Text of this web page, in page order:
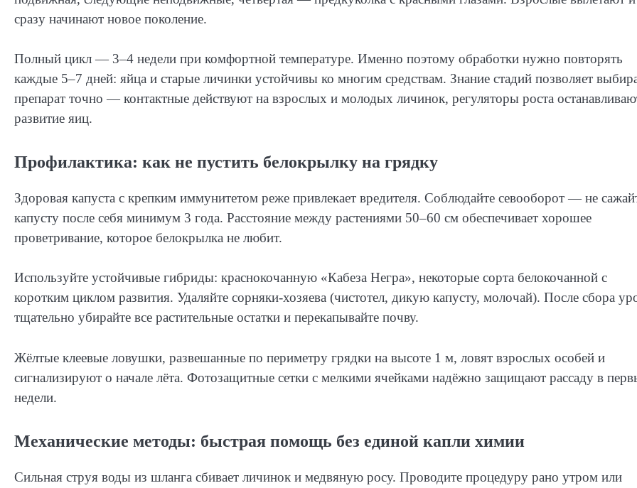
сразу начинают новое поколение.
Полный цикл — 3–4 недели при комфортной температуре. Именно поэтому обработки нужно повторять
каждые 5–7 дней: яйца и старые личинки устойчивы ко многим средствам. Знание стадий позволяет
препарат точно — контактные действуют на взрослых и молодых личинок, регуляторы роста
развитие яиц.
Профилактика: как не пустить белокрылку на грядку
Здоровая капуста с крепким иммунитетом реже привлекает вредителя. Соблюдайте севооборот — не
капусту после себя минимум 3 года. Расстояние между растениями 50–60 см обеспечивает хорошее
проветривание, которое белокрылка не любит.
Используйте устойчивые гибриды: краснокочанную «Кабеза Негра», некоторые сорта белокочанной с
коротким циклом развития. Удаляйте сорняки-хозяева (чистотел, дикую капусту, молочай). После сбора
тщательно убирайте все растительные остатки и перекапывайте почву.
Жёлтые клеевые ловушки, развешанные по периметру грядки на высоте 1 м, ловят взрослых особей и
сигнализируют о начале лёта. Фотозащитные сетки с мелкими ячейками надёжно защищают рассаду в
недели.
Механические методы: быстрая помощь без единой капли химии
Сильная струя воды из шланга сбивает личинок и медвяную росу. Проводите процедуру рано утром или